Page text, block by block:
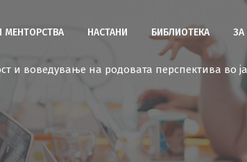
МЕНТОРСТВА НАСТАНИ БИБЛИОТЕКА ЗА
и воведување на родовата перспектива во